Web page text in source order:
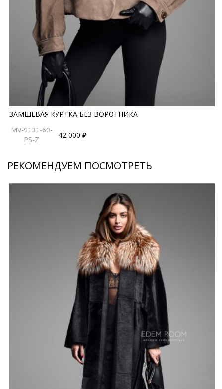
декора лишь подчеркивает дороговизну материала и
утонченный вкус владелицы. Приобретая данную
модель, вы выбираете не просто предмет одежды, а
подтверждение своей приверженности к аутентичным
материалам и эталонному качеству, которое
сохраняет свою актуальность вне времени.
*описание несет информационный характер, состав и
правила ухода могут быть изменены производителем
ЗАМШЕВАЯ КУРТКА БЕЗ ВОРОТНИКА
MV-9131-60-
PS-Z
42 000 ₽
РЕКОМЕНДУЕМ ПОСМОТРЕТЬ